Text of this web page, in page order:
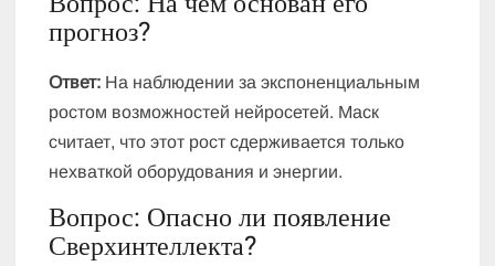
прогноз?
Ответ: На наблюдении за экспоненциальным
ростом возможностей нейросетей. Маск
считает, что этот рост сдерживается только
нехваткой оборудования и энергии.
Вопрос: Опасно ли появление
Сверхинтеллекта?